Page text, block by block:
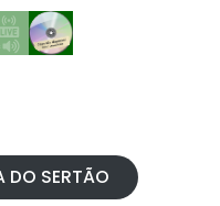
DO SERTÃO